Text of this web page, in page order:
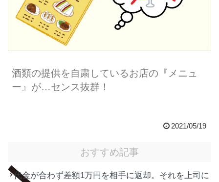
酒類の提供を自粛しているお店の『メニュ
ー』が…センス抜群！
2021/05/19
おすすめ記事
代金が合わず差額1万円を相手に返却。それを上司に